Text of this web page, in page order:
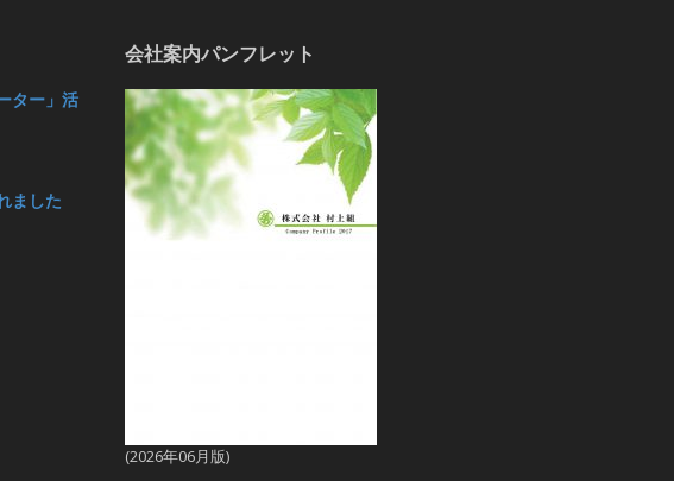
ター」活
ました
会社案内パンフレット
(2026年06月版)